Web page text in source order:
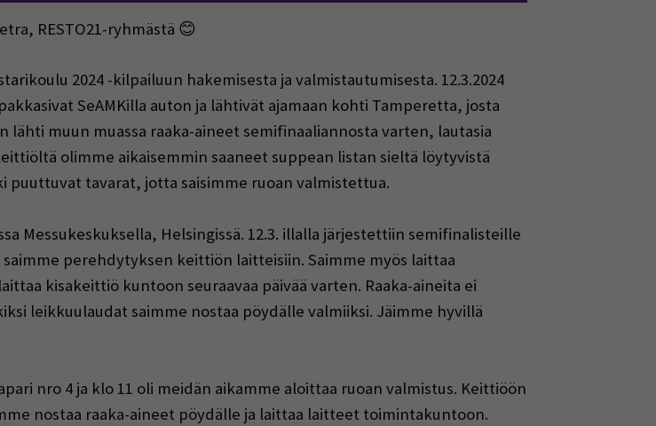
RESTO21-ryhmästä 😊
2024 -kilpailuun hakemisesta ja valmistautumisesta. 12.3.2024
SeAMKilla auton ja lähtivät ajamaan kohti Tamperetta, josta
lähti muun muassa raaka-aineet semifinaaliannosta varten, lautasia
olimme aikaisemmin saaneet suppean listan sieltä löytyvistä
tavarat, jotta saisimme ruoan valmistettua.
Messukeskuksella, Helsingissä. 12.3. illalla järjestettiin semifinalisteille
perehdytyksen keittiön laitteisiin. Saimme myös laittaa
kisakeittiö kuntoon seuraavaa päivää varten. Raaka-aineita ei
leikkuulaudat saimme nostaa pöydälle valmiiksi. Jäimme hyvillä
nro 4 ja klo 11 oli meidän aikamme aloittaa ruoan valmistus. Keittiöön
nostaa raaka-aineet pöydälle ja laittaa laitteet toimintakuntoon.